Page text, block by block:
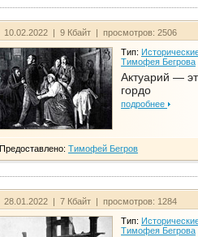
10.02.2022 | 9 Кбайт | просмотров: 2506
Тип:
Тимофея Бегрова
Актуарий —
гордо
подробнее
Предоставлено: Тимофей Бегров
28.01.2022 | 7 Кбайт | просмотров: 1284
Тип:
Тимофея Бегрова